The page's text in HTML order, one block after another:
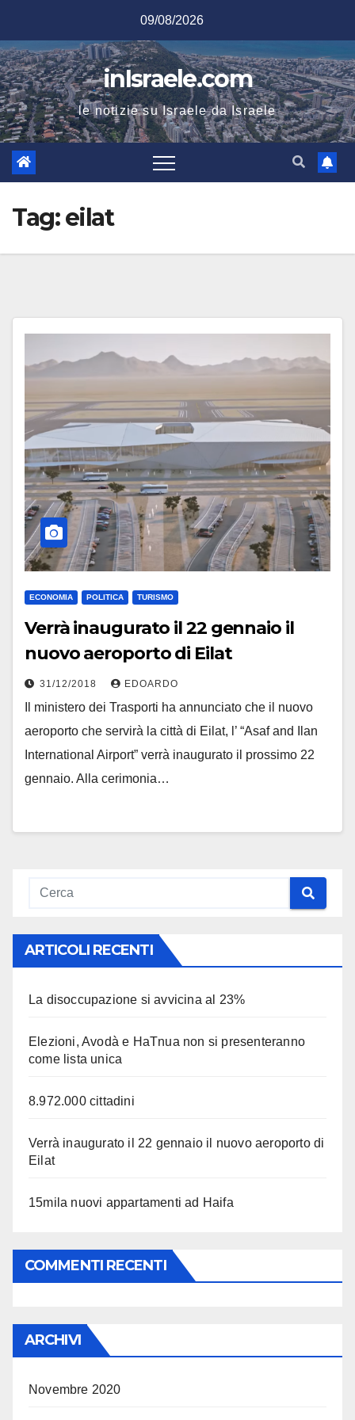
contenuto
09/08/2026
inIsraele.com
le notizie su Israele da Israele
Tag:eilat
ECONOMIA POLITICA TURISMO
Verrà inaugurato il 22 gennaio il
nuovo aeroporto di Eilat
31/12/2018 EDOARDO
Il ministero dei Trasporti ha annunciato che il nuovo
aeroporto che servirà la città di Eilat, l’ “Asaf and Ilan
International Airport” verrà inaugurato il prossimo 22
gennaio. Alla cerimonia…
ARTICOLI RECENTI
La disoccupazione si avvicina al 23%
Elezioni, Avodà e HaTnua non si presenteranno
come lista unica
8.972.000 cittadini
Verrà inaugurato il 22 gennaio il nuovo aeroporto di
Eilat
15mila nuovi appartamenti ad Haifa
COMMENTI RECENTI
ARCHIVI
Novembre 2020